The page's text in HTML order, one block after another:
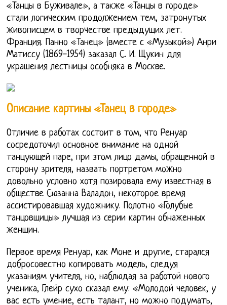
«Танцы в Буживале», а также «Танцы в городе»
стали логическим продолжением тем, затронутых
живописцем в творчестве предыдущих лет.
Франция. Панно «Танец» (вместе с «Музыкой») Анри
Матиссу (1869-1954) заказал С. И. Щукин для
украшения лестницы особняка в Москве.
Описание картины «Танец в городе»
Отличие в работах состоит в том, что Ренуар
сосредоточил основное внимание на одной
танцующей паре, при этом лицо дамы, обращенной в
сторону зрителя, назвать портретом можно
довольно условно хотя позировала ему известная в
обществе Сюзанна Валадон, некоторое время
ассистировавшая художнику. Полотно «Голубые
танцовщицы» лучшая из серии картин обнаженных
женщин.
Первое время Ренуар, как Моне и другие, старался
добросовестно копировать модель, следуя
указаниям учителя, но, наблюдая за работой нового
ученика, Глейр сухо сказал ему: «Молодой человек, у
вас есть умение, есть талант, но можно подумать,